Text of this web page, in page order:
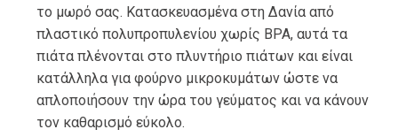
το μωρό σας. Κατασκευασμένα στη Δανία από
πλαστικό πολυπροπυλενίου χωρίς BPA, αυτά τα
πιάτα πλένονται στο πλυντήριο πιάτων και είναι
κατάλληλα για φούρνο μικροκυμάτων ώστε να
απλοποιήσουν την ώρα του γεύματος και να κάνουν
τον καθαρισμό εύκολο.